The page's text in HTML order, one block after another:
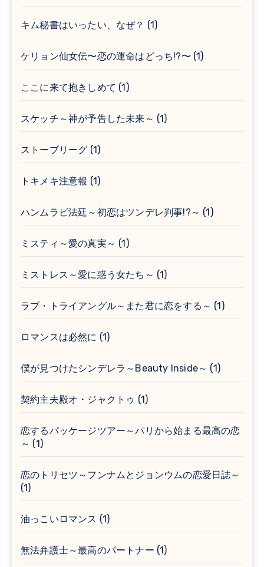
キム秘書はいったい、なぜ？ (1)
ケリョン仙女伝〜恋の運命はどっち!?〜 (1)
ここに来て抱きしめて (1)
スケッチ～神が予告した未来～ (1)
ストーブリーグ (1)
トキメキ注意報 (1)
ハンムラビ法廷～初恋はツンデレ判事!?～ (1)
ミスティ～愛の真実～ (1)
ミストレス～愛に惑う女たち～ (1)
ラブ・トライアングル～また君に恋をする～ (1)
ロマンスは必然に (1)
僕が見つけたシンデレラ～Beauty Inside～ (1)
契約主夫殿オ・ジャクトゥ (1)
恋するパッケージツアー～パリから始まる最高の恋
～ (1)
恋のトリセツ～フンナムとジョンウムの恋愛日誌～
(1)
油っこいロマンス (1)
無法弁護士～最高のパートナー (1)